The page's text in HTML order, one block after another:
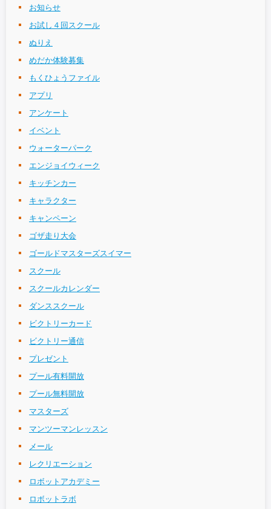
お知らせ
お試し４回スクール
ぬりえ
めだか体験募集
もくひょうファイル
アプリ
アンケート
イベント
ウォーターパーク
エンジョイウィーク
キッチンカー
キャラクター
キャンペーン
ゴザ走り大会
ゴールドマスターズスイマー
スクール
スクールカレンダー
ダンススクール
ビクトリーカード
ビクトリー通信
プレゼント
プール有料開放
プール無料開放
マスターズ
マンツーマンレッスン
メール
レクリエーション
ロボットアカデミー
ロボットラボ